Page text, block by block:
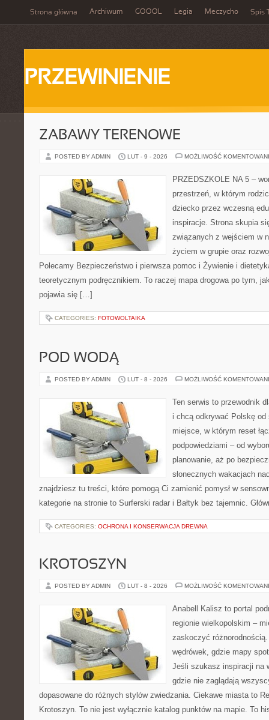
Strona główna Archiwum GOOOL Legia Meczycho Spis
PRZEWINIENIE
ZABAWY TERENOWE
POSTED BY ADMIN LUT - 9 - 2026 MOŻLIWOŚĆ
PRZEDSZKOLE NA 5 –
przestrzeń, w którym
dziecko przez wczesną
inspiracje. Strona skupia
związanych z wejściem w
życiem w grupie oraz
Polecamy Bezpieczeństwo i pierwsza pomoc i Żywienie i
teoretycznym podręcznikiem. To raczej mapa drogowa po tym,
pojawia się […]
CATEGORIES: FOTOWOLTAIKA
POD WODĄ
POSTED BY ADMIN LUT - 8 - 2026 MOŻLIWOŚĆ
Ten serwis to przewodnik
i chcą odkrywać Polskę od
miejsce, w którym reset
podpowiedziami – od
planowanie, aż po
słonecznych wakacjach
znajdziesz tu treści, które pomogą Ci zamienić pomysł w
kategorie na stronie to Surferski radar i Bałtyk bez tajemnic.
CATEGORIES: OCHRONA I KONSERWACJA DREWNA
KROTOSZYN
POSTED BY ADMIN LUT - 8 - 2026 MOŻLIWOŚĆ
Anabell Kalisz to portal
regionie wielkopolskim –
zaskoczyć
wędrówek, gdzie mapy
Jeśli szukasz inspiracji na
gdzie nie zaglądają
dopasowane do różnych stylów zwiedzania. Ciekawe miasta to
Krotoszyn. To nie jest wyłącznie katalog punktów na mapie. To